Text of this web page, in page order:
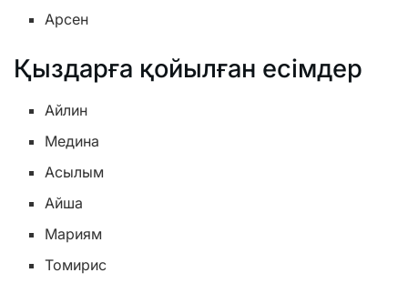
Арсен
Қыздарға қойылған есімдер
Айлин
Медина
Асылым
Айша
Мариям
Томирис